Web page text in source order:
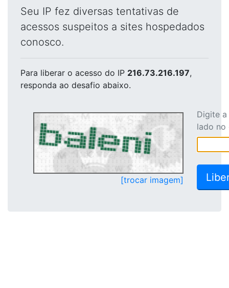
Seu IP fez diversas tentativas de
acessos suspeitos a sites hospedados
conosco.
Para liberar o acesso do IP 216.73.216.197,
responda ao desafio abaixo.
[trocar imagem]
Digite
lado no